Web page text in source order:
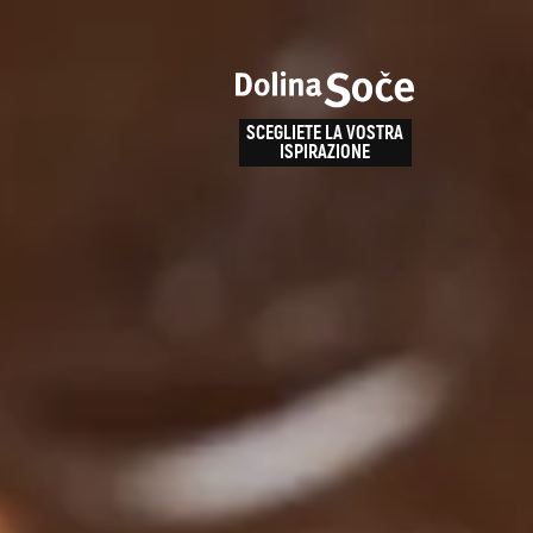
SCEGLIETE LA VOSTRA
ISPIRAZIONE
Come arrivare